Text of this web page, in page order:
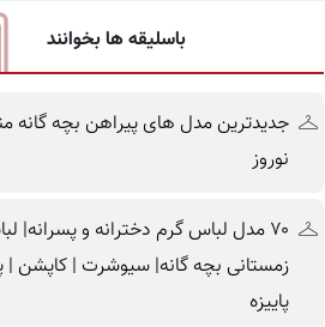
باسلیقه ها بخوانند
جدیدترین مدل های پیراهن بچه گانه
نوروز
۷۰ مدل لباس گرم دخترانه و پسرانه|
زمستانی بچه گانه| سیوشرت | کاپشن |
پاییزه